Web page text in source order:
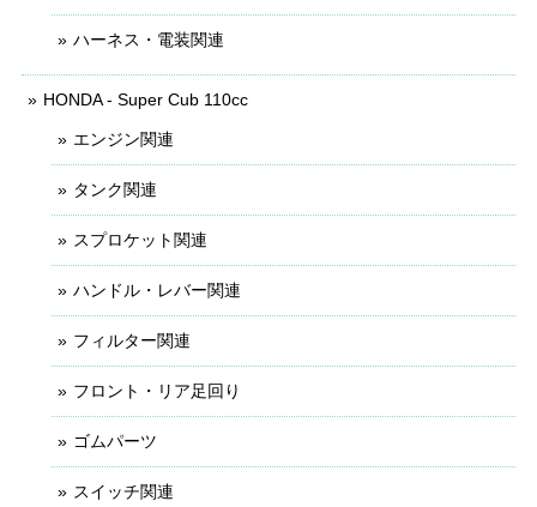
ハーネス・電装関連
HONDA - Super Cub 110cc
エンジン関連
タンク関連
スプロケット関連
ハンドル・レバー関連
フィルター関連
フロント・リア足回り
ゴムパーツ
スイッチ関連